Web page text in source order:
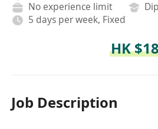
No experience limit
5 days per week, Fixed
HK
Job Description